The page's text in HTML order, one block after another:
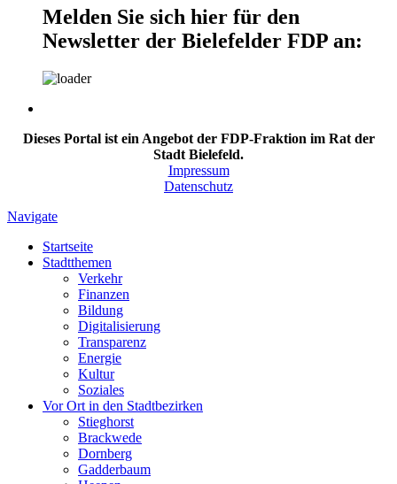
Melden Sie sich hier für den
Newsletter der Bielefelder FDP an:
Dieses Portal ist ein Angebot der FDP-Fraktion im Rat der
Stadt Bielefeld.
Impressum
Datenschutz
Navigate
Startseite
Stadtthemen
Verkehr
Finanzen
Bildung
Digitalisierung
Transparenz
Energie
Kultur
Soziales
Vor Ort in den Stadtbezirken
Stieghorst
Brackwede
Dornberg
Gadderbaum